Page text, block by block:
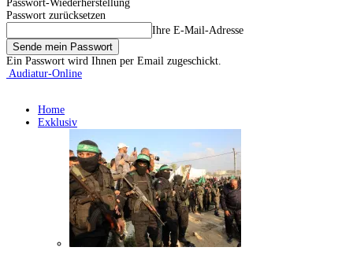
Passwort-Wiederherstellung
Passwort zurücksetzen
Ihre E-Mail-Adresse
Ein Passwort wird Ihnen per Email zugeschickt.
Audiatur-Online
Home
Exklusiv